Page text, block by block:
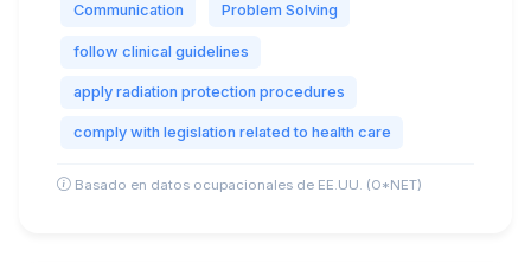
Communication Problem Solving
follow clinical guidelines
apply radiation protection procedures
comply with legislation related to health care
Basado en datos ocupacionales de EE.UU. (O*NET)